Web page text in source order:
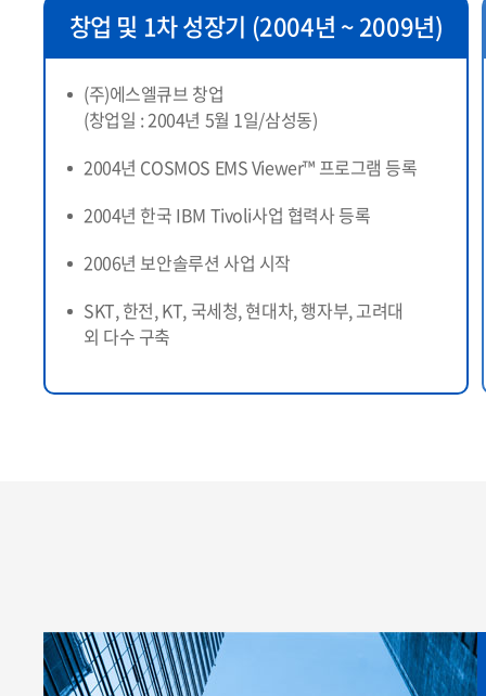
창업 및 1차 성장기 (2004년 ~ 2009년)
(주)에스엘큐브 창업
(창업일 : 2004년 5월 1일/삼성동)
2004년 COSMOS EMS Viewer™ 프로그램 등록
2004년 한국 IBM Tivoli사업 협력사 등록
2006년 보안솔루션 사업 시작
SKT, 한전, KT, 국세청, 현대차, 행자부, 고려대
외 다수 구축